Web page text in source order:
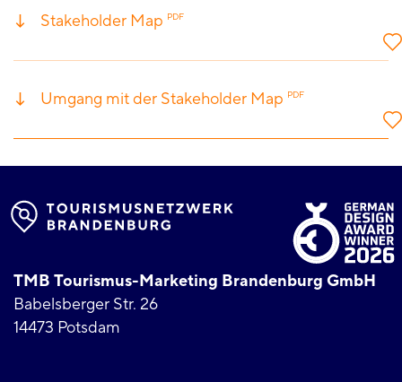
Stakeholder Map PDF
Umgang mit der Stakeholder Map PDF
TMB Tourismus-Marketing Brandenburg GmbH
Babelsberger Str. 26
14473 Potsdam